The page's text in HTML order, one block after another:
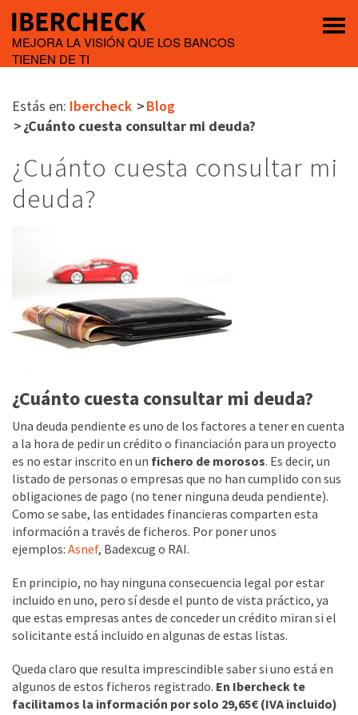
MEJORA LA VISIÓN QUE LOS BANCOS
TIENEN DE TI
Estás en: Ibercheck
Blog
¿Cuánto cuesta consultar mi deuda?
¿Cuánto cuesta consultar mi
deuda?
¿Cuánto cuesta consultar mi deuda?
Una deuda pendiente es uno de los factores a tener en cuenta
a la hora de pedir un crédito o financiación para un proyecto
es no estar inscrito en un fichero de morosos. Es decir, un
listado de personas o empresas que no han cumplido con sus
obligaciones de pago (no tener ninguna deuda pendiente).
Como se sabe, las entidades financieras comparten esta
información a través de ficheros. Por poner unos
ejemplos: Asnef, Badexcug o RAI.
En principio, no hay ninguna consecuencia legal por estar
incluido en uno, pero sí desde el punto de vista práctico, ya
que estas empresas antes de conceder un crédito miran si el
solicitante está incluido en algunas de estas listas.
Queda claro que resulta imprescindible saber si uno está en
algunos de estos ficheros registrado. En Ibercheck te
facilitamos la información por solo 29,65€ (IVA incluido)